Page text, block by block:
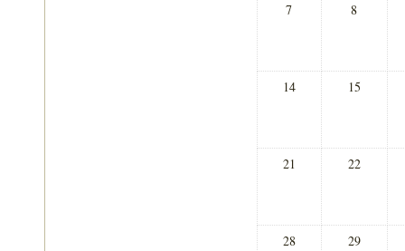
7 8
14 15
21 22
28 29